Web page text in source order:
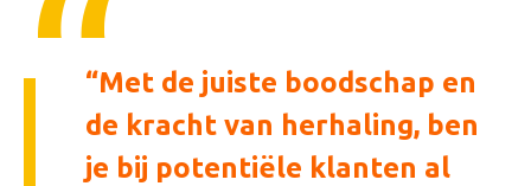
Met de juiste boodschap en
de kracht van herhaling, ben
je bij potentiële klanten al